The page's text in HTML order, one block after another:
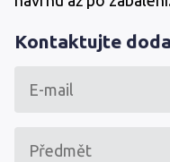
Kontaktujte